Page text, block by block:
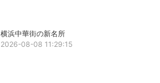
横浜中華街の新名所
2026-08-08 11:29:15